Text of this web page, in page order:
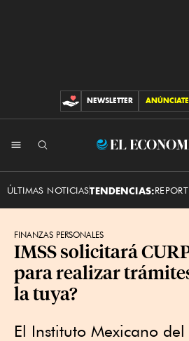
CONTRIBUCIONES
NEWSLETTER ANÚNCIATE
El
ÚLTIMAS NOTICIASTENDENCIAS:
FINANZAS PERSONALES
IMSS solicitará
para realizar
la tuya?
El Instituto Mexicano